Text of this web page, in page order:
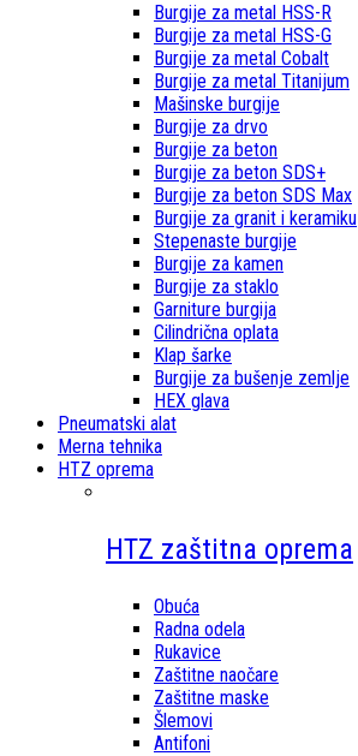
Burgije za metal HSS-R
Burgije za metal HSS-G
Burgije za metal Cobalt
Burgije za metal Titanijum
Mašinske burgije
Burgije za drvo
Burgije za beton
Burgije za beton SDS+
Burgije za beton SDS Max
Burgije za granit i keramiku
Stepenaste burgije
Burgije za kamen
Burgije za staklo
Garniture burgija
Cilindrična oplata
Klap šarke
Burgije za bušenje zemlje
HEX glava
Pneumatski alat
Merna tehnika
HTZ oprema
HTZ zaštitna oprema
Obuća
Radna odela
Rukavice
Zaštitne naočare
Zaštitne maske
Šlemovi
Antifoni